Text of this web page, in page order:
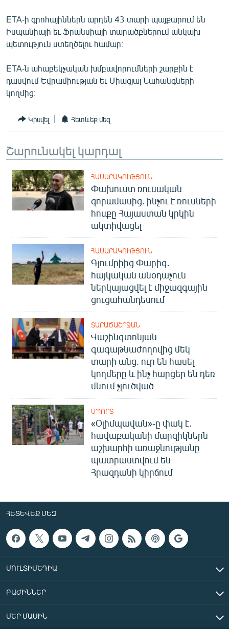
ՏՏ ԵՒ ԻՆՏԵՐՆԵՏ
ԿՈՐՈՆԱՎԻՐՈՒՍ
ԱՐԽԻՎ
ՏԵՍԱՆՅՈՒԹԵՐ
ՁԳՏԵԼՈՎ ԼԱՎԱԳՈՒՅՆԻՆ
English
Русский
«Ազատության» բոլոր կայքերը
ETA-ի գրոհայիններն արդեն 43 տարի պայքարում են
Իսպանիայի եւ Ֆրանսիայի տարածքներում անկախ
պետություն ստեղծելու համար։
ETA-ն ահաբեկչական խմբավորումների շարքին է
դասվում Եվրամիության եւ Միացյալ Նահանգների
կողմից։
Կիսվել Հետևեք մեզ
Շարունակել կարդալ
ՀԱՍԱՐԱԿՈՒԹՅՈՒՆ
Փախուստ ռուսական
զորամասից. ինչու է ռուսների
հոսքը Հայաստան կրկին
ակտիվացել
ՀԱՍԱՐԱԿՈՒԹՅՈՒՆ
Գյումրիից Փարիզ․
հայկական անօդաչուն
ներկայացվել է միջազգային
ցուցահանդեսում
ՏԱՐԱԾԱՇՐՋԱՆ
Վաշինգտոնյան
գագաթնաժողովից մեկ
տարի անց. ուր են հասել
կողմերը և ինչ հարցեր են դեռ
մնում չլուծված
ՍՊՈՐՏ
«Օլիմպավան»-ը փակ է.
հավաքականի մարզիկներն
աշխարհի առաջնությանը
պատրաստվում են
Հրազդանի կիրճում
ՀԵՏԵՎԵՔ ՄԵԶ
ՄՈՒԼՏԻՄԵԴԻԱ
ԲԱԺԻՆՆԵՐ
ՄԵՐ ՄԱՍԻՆ